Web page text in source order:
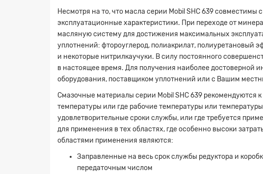
Несмотря на то, что масла серии Mobil SHC 639
эксплуатационные характеристики. При переходе от
масляную систему для достижения максимальных
уплотнений: фтороуглерод, полиакрилат, полиуретановый
и некоторые нитрилкаучуки. В силу постоянного
в настоящее время. Для получения наиболее достоверной
оборудования, поставщиком уплотнений или с Вашим
Смазочные материалы серии Mobil SHC 639 рекомендуются
температуры или где рабочие температуры или
удовлетворительные сроки службы, или где требуется
для применения в тех областях, где особенно высоки
областями применения являются:
Заправленные на весь срок службы редуктора и
передаточным числом
Прикрепите